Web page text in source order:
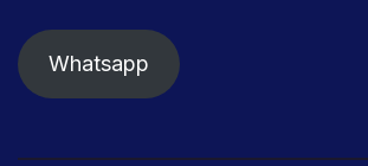
Whatsapp